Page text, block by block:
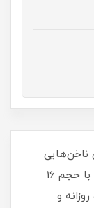
ناخن‌هایی
مرتب، شیک و درخشان خواهد بود. این لاک با حجم 16
و